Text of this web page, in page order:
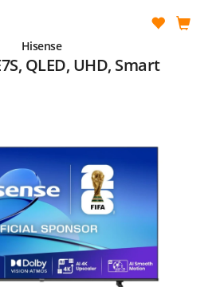
Hisense
QLED, UHD, Smart